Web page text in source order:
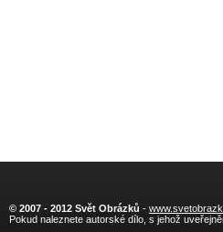
© 2007 - 2012 Svět Obrázků -
Pokud naleznete autorské dílo, s jehož